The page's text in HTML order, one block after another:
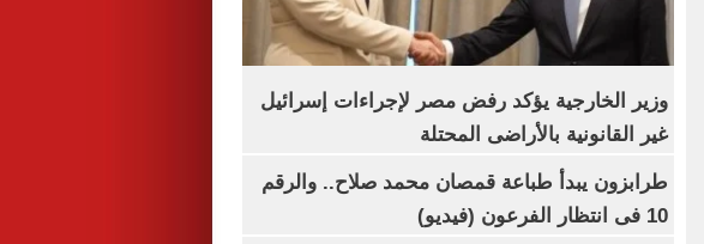
وزير الخارجية يؤكد رفض مصر لإجراءات إسرائيل
غير القانونية بالأراضى المحتلة
طرابزون يبدأ طباعة قمصان محمد صلاح.. والرقم
10 فى انتظار الفرعون (فيديو)